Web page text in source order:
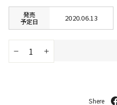
価
発売
予定日
2020.06.13
+